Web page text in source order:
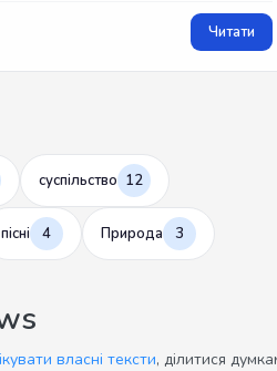
Читати
суспільство 12
пісні 4 Природа 3
власні тексти, ділитися